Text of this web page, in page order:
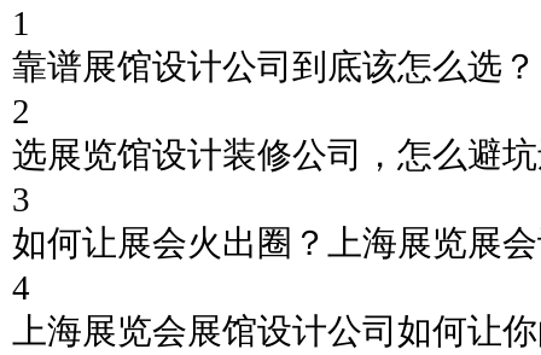
1
靠谱展馆设计公司到底该怎么选？
2
选展览馆设计装修公司，怎么避
3
如何让展会火出圈？上海展览展
4
上海展览会展馆设计公司如何让